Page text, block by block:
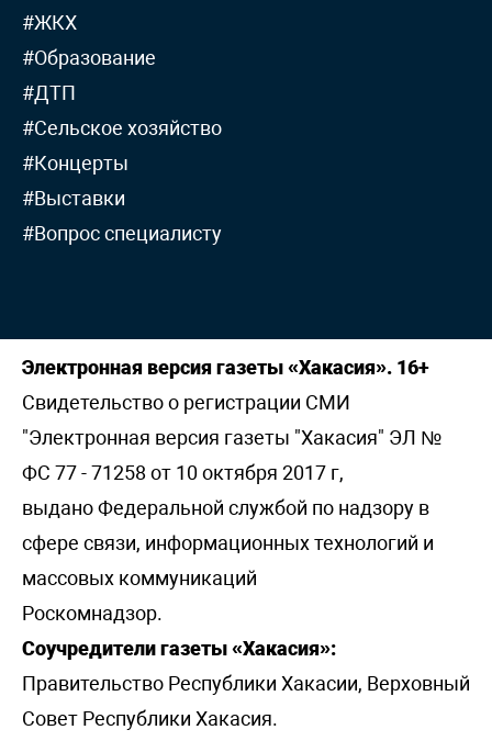
#ЖКХ
#Образование
#ДТП
#Сельское хозяйство
#Концерты
#Выставки
#Вопрос специалисту
Электронная версия газеты «Хакасия». 16+
Свидетельство о регистрации СМИ
"Электронная версия газеты "Хакасия" ЭЛ №
ФС 77 - 71258 от 10 октября 2017 г,
выдано Федеральной службой по надзору в
сфере связи, информационных технологий и
массовых коммуникаций
Роскомнадзор.
Соучредители газеты «Хакасия»:
Правительство Республики Хакасии, Верховный
Совет Республики Хакасия.